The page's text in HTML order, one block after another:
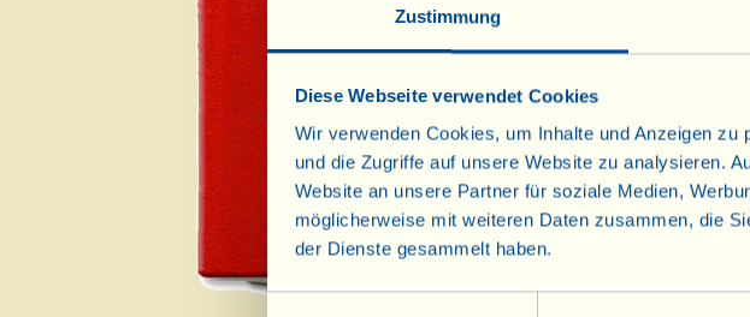
Zustimmung
Diese Webseite verwendet Cookies
Wir verwenden Cookies, um Inhalte und Anzeigen
und die Zugriffe auf unsere Website zu analysieren.
Website an unsere Partner für soziale Medien,
möglicherweise mit weiteren Daten zusammen, die
der Dienste gesammelt haben.
Beilagen